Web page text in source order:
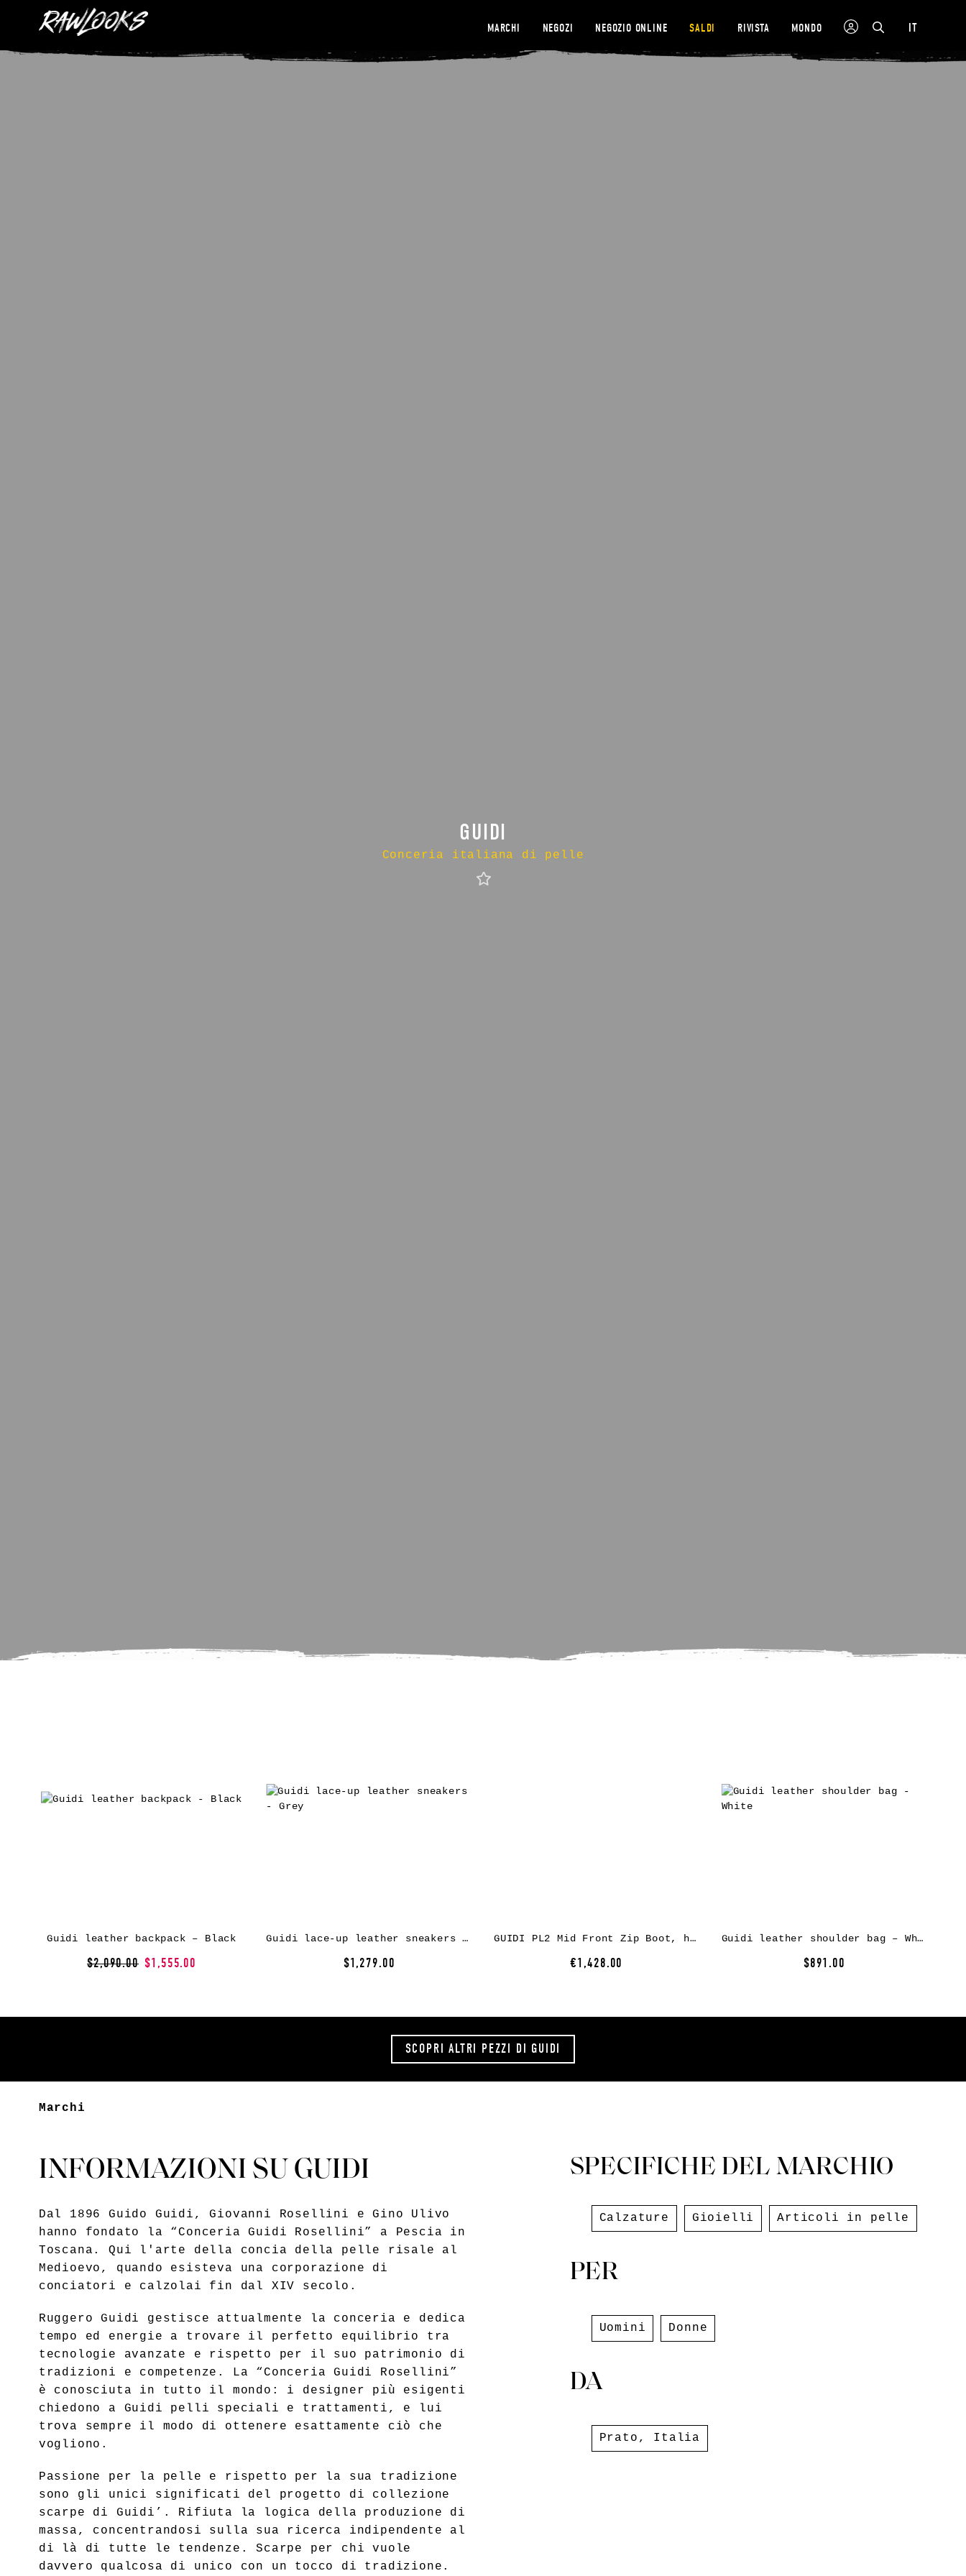
MARCHI NEGOZI NEGOZIO ONLINE SALDI RIVISTA MONDO IT
GUIDI
Conceria italiana di pelle
Guidi leather backpack – Black
$2,090.00 $1,555.00
Guidi lace-up leather sneakers – Grey
$1,279.00
GUIDI PL2 Mid Front Zip Boot, horse fg leather, black
€1,428.00
Guidi leather shoulder bag – White
$891.00
SCOPRI ALTRI PEZZI DI GUIDI
Marchi
INFORMAZIONI SU GUIDI
Dal 1896 Guido Guidi, Giovanni Rosellini e Gino Ulivo
hanno fondato la “Conceria Guidi Rosellini” a Pescia in
Toscana. Qui l'arte della concia della pelle risale al
Medioevo, quando esisteva una corporazione di
conciatori e calzolai fin dal XIV secolo.
Ruggero Guidi gestisce attualmente la conceria e dedica
tempo ed energie a trovare il perfetto equilibrio tra
tecnologie avanzate e rispetto per il suo patrimonio di
tradizioni e competenze. La “Conceria Guidi Rosellini”
è conosciuta in tutto il mondo: i designer più esigenti
chiedono a Guidi pelli speciali e trattamenti, e lui
trova sempre il modo di ottenere esattamente ciò che
vogliono.
Passione per la pelle e rispetto per la sua tradizione
sono gli unici significati del progetto di collezione
scarpe di Guidi’. Rifiuta la logica della produzione di
massa, concentrandosi sulla sua ricerca indipendente al
di là di tutte le tendenze. Scarpe per chi vuole
davvero qualcosa di unico con un tocco di tradizione.
SPECIFICHE DEL MARCHIO
Calzature Gioielli Articoli in pelle
PER
Uomini Donne
DA
Prato , Italia